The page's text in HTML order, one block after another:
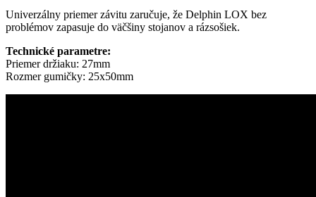
Univerzálny priemer závitu zaručuje, že Delphin LOX bez
problémov zapasuje do väčšiny stojanov a rázsošiek.
Technické parametre:
Priemer držiaku: 27mm
Rozmer gumičky: 25x50mm